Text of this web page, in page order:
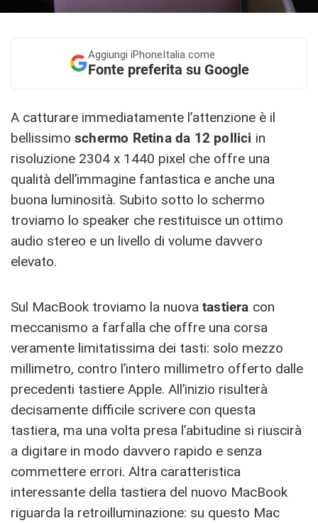
Aggiungi iPhoneItalia come
Fonte preferita su Google
A catturare immediatamente l’attenzione è il
bellissimo schermo Retina da 12 pollici in
risoluzione 2304 x 1440 pixel che offre una
qualità dell’immagine fantastica e anche una
buona luminosità. Subito sotto lo schermo
troviamo lo speaker che restituisce un ottimo
audio stereo e un livello di volume davvero
elevato.
Sul MacBook troviamo la nuova tastiera con
meccanismo a farfalla che offre una corsa
veramente limitatissima dei tasti: solo mezzo
millimetro, contro l’intero millimetro offerto dalle
precedenti tastiere Apple. All’inizio risulterà
decisamente difficile scrivere con questa
tastiera, ma una volta presa l’abitudine si riuscirà
a digitare in modo davvero rapido e senza
commettere errori. Altra caratteristica
interessante della tastiera del nuovo MacBook
riguarda la retroilluminazione: su questo Mac